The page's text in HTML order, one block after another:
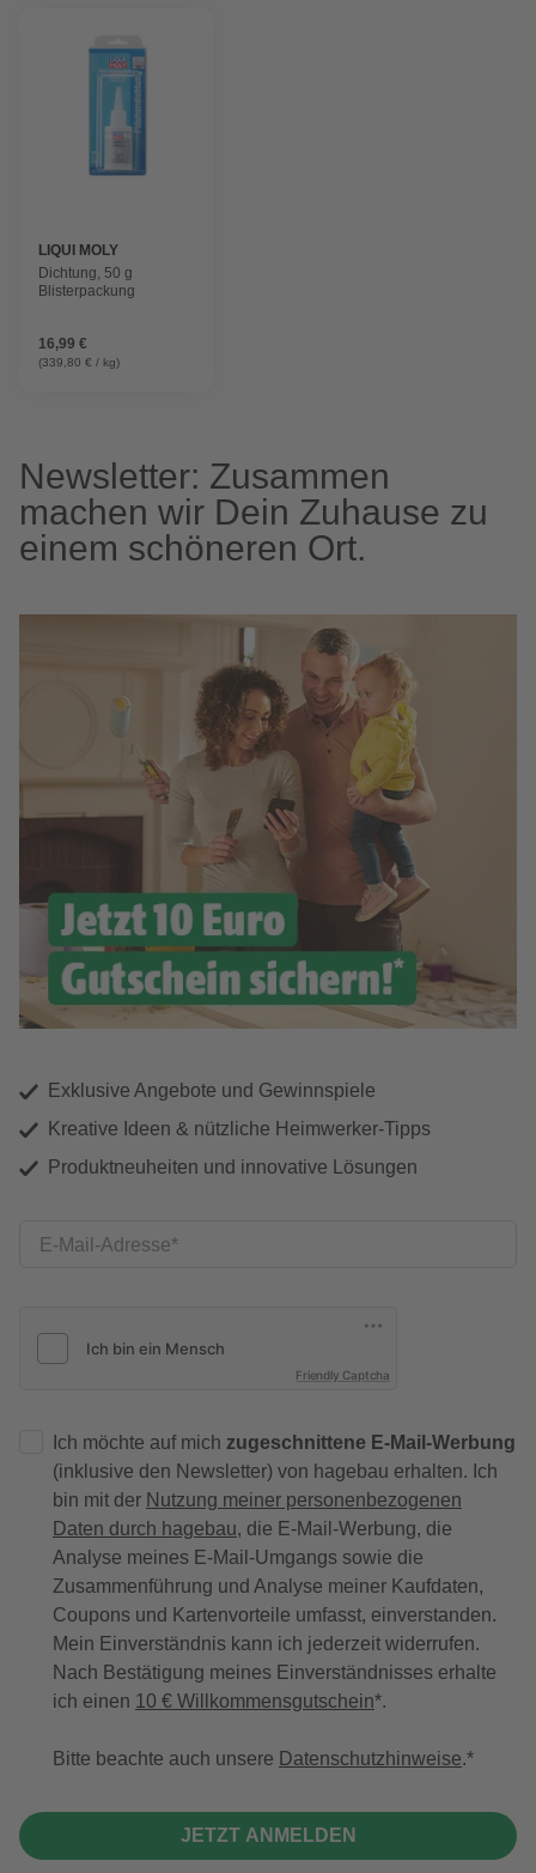
LIQUI MOLY
Dichtung, 50 g
Blisterpackung
16,99 €
(339,80 € / kg)
Newsletter: Zusammen
machen wir Dein Zuhause zu
einem schöneren Ort.
Exklusive Angebote und Gewinnspiele
Kreative Ideen & nützliche Heimwerker-Tipps
Produktneuheiten und innovative Lösungen
E-Mail-Adresse
Friendly Captcha
Ich möchte auf mich zugeschnittene E-Mail-Werbung
(inklusive den Newsletter) von hagebau erhalten. Ich
bin mit der Nutzung meiner personenbezogenen
Daten durch hagebau, die E-Mail-Werbung, die
Analyse meines E-Mail-Umgangs sowie die
Zusammenführung und Analyse meiner Kaufdaten,
Coupons und Kartenvorteile umfasst, einverstanden.
Mein Einverständnis kann ich jederzeit widerrufen.
Nach Bestätigung meines Einverständnisses erhalte
ich einen 10 € Willkommensgutschein*.
Bitte beachte auch unsere Datenschutzhinweise.
JETZT ANMELDEN